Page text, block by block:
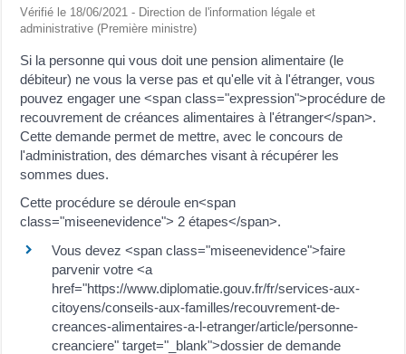
Vérifié le 18/06/2021 - Direction de l'information légale et
administrative (Première ministre)
Si la personne qui vous doit une pension alimentaire (le
débiteur) ne vous la verse pas et qu'elle vit à l'étranger, vous
pouvez engager une <span class="expression">procédure de
recouvrement de créances alimentaires à l'étranger</span>.
Cette demande permet de mettre, avec le concours de
l'administration, des démarches visant à récupérer les
sommes dues.
Cette procédure se déroule en<span
class="miseenevidence"> 2 étapes</span>.
Vous devez <span class="miseenevidence">faire
parvenir votre <a
href="https://www.diplomatie.gouv.fr/fr/services-aux-
citoyens/conseils-aux-familles/recouvrement-de-
creances-alimentaires-a-l-etranger/article/personne-
creanciere" target="_blank">dossier de demande